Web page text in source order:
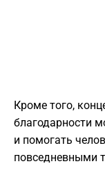
Кроме того,
благодарности
и помогать
повседневными